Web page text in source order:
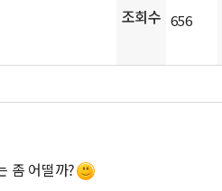
조회수 656
좀 어떨까?